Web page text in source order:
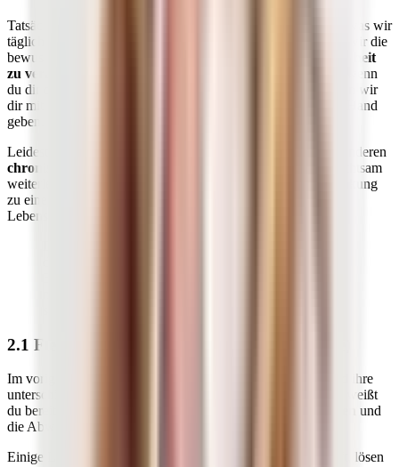
Tatsächlich können wir nichts so sehr beeinflussen, wie das, was wir
täglich über die Nahrung zu uns nehmen. Jeden Tag können wir die
bewusste Entscheidung treffen,
unserem Körper zu Gesundheit
zu verhelfen
oder ihm unnötig Schaden zuzufügen. Gerade wenn
du dir darüber bisher wenig Gedanken gemacht hast, möchten wir
dir mit diesem Artikel die wichtigsten Infos zum Start an die Hand
geben.
Leidest du unter einer
oder einer anderen
chronischen Krankheit
? Dann solltest du jetzt besonders achtsam
weiterlesen. Möglicherweise liegt die
deiner Erkrankung
zu einem Großteil in der ungünstigen Auswahl bestimmter
Lebensmittel.
2.1 Fleisch- und Wurstwaren (Arachidonsäure)
Im vorigen Kapitel haben wir schon über Entzündungen und ihre
unterschiedlichen Arten und Ursachen gesprochen. Deshalb weißt
du bereits, dass
und
die Abwehr auf Dauer schwächen können.
Einige Lebensmittel, insbesondere solche tierischer Herkunft, lösen